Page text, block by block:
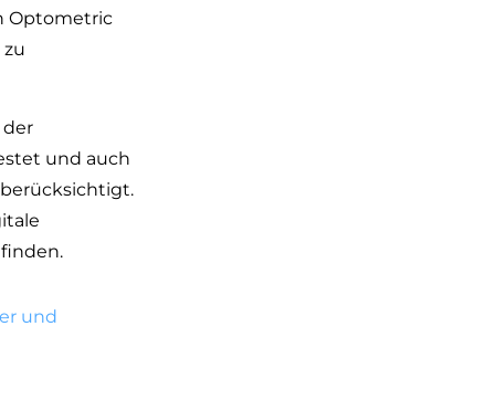
Optometric
und auch
und